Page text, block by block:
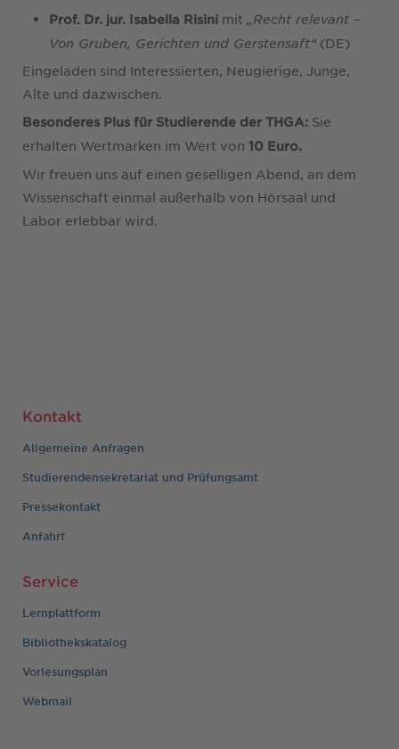
Prof. Dr. jur. Isabella Risini mit „Recht relevant –
Von Gruben, Gerichten und Gerstensaft“(DE)
Eingeladen sind Interessierten, Neugierige, Junge,
Alte und dazwischen.
Besonderes Plus für Studierende der THGA: Sie
erhalten Wertmarken im Wert von 10 Euro.
Wir freuen uns auf einen geselligen Abend, an dem
Wissenschaft einmal außerhalb von Hörsaal und
Labor erlebbar wird.
Kontakt
Allgemeine Anfragen
Studierendensekretariat und Prüfungsamt
Pressekontakt
Anfahrt
Service
Lernplattform
Bibliothekskatalog
Vorlesungsplan
Webmail